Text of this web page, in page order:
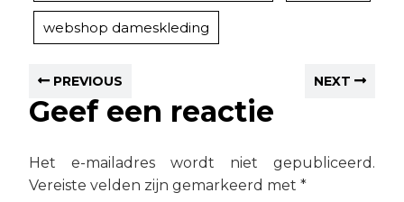
webshop dameskleding
PREVIOUS NEXT
Geef een reactie
Het e-mailadres wordt niet gepubliceerd.
Vereiste velden zijn gemarkeerd met *